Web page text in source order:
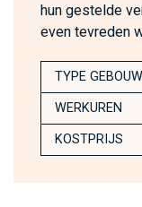
hun gestelde
even tevreden
TYPE GEBOUW
WERKUREN
KOSTPRIJS